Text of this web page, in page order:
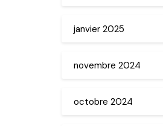
janvier 2025
novembre 2024
octobre 2024